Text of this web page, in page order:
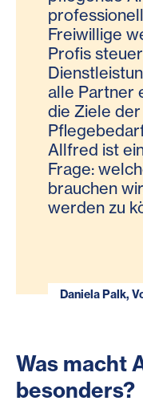
Freiwillige
Profis
alle Partner
die Ziele
Allfred ist
Frage:
brauchen
werden zu
Daniela Palk,
Was macht
besonders?